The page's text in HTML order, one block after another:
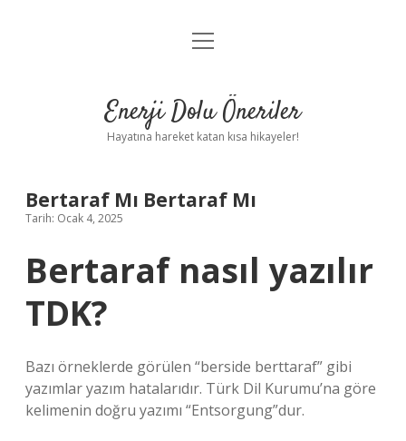
Anasayfa
Yasal Uyarı
menüyü
Enerji Dolu Öneriler
Hayatına hareket katan kısa hikayeler!
Bertaraf Mı Bertaraf Mı
Tarih: Ocak 4, 2025
Bertaraf nasıl yazılır
TDK?
Bazı örneklerde görülen “berside berttaraf” gibi
yazımlar yazım hatalarıdır. Türk Dil Kurumu’na göre
kelimenin doğru yazımı “Entsorgung”dur.